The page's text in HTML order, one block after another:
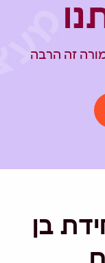
זה הרבה
בן